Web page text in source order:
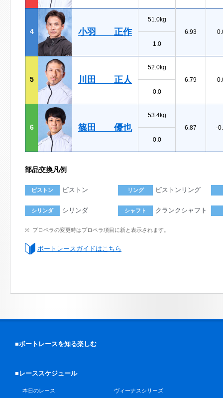
4 小羽 正作
51.0kg
6.93
1.0
5 川田 正人
52.0kg
6.79
0.0
6 篠田 優也
53.4kg
6.87
-
0.0
部品交換凡例
ピストン ピストン リング ピストンリング
シリンダ シリンダ シャフト クランクシャフト
プロペラの変更時はプロペラ項目に新と表示されます。
ボートレースガイドはこちら
■ボートレースを知る楽しむ
■レーススケジュール
本日のレース
ヴィーナスシリーズ